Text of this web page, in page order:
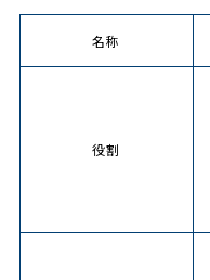
名称
役割